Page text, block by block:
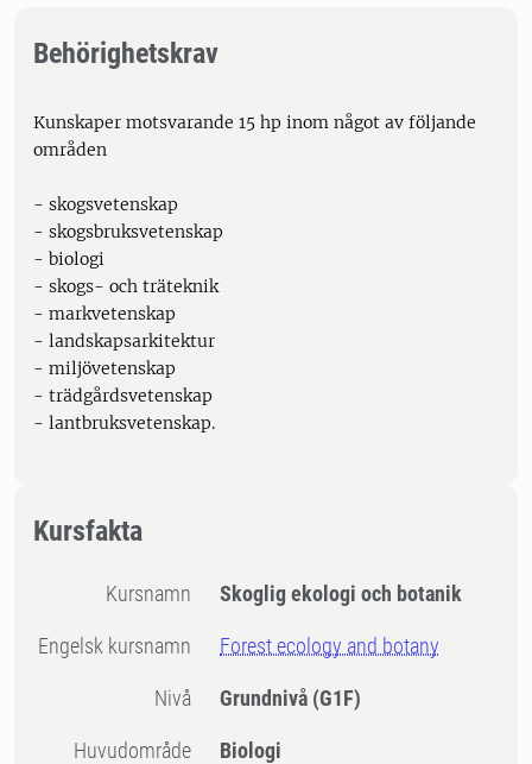
Behörighetskrav
Kunskaper motsvarande 15 hp inom något av följande
områden
- skogsvetenskap
- skogsbruksvetenskap
- biologi
- skogs- och träteknik
- markvetenskap
- landskapsarkitektur
- miljövetenskap
- trädgårdsvetenskap
- lantbruksvetenskap.
Kursfakta
Kursnamn Skoglig ekologi och botanik
Engelsk kursnamn Forest ecology and botany
Nivå Grundnivå (G1F)
Huvudområde Biologi